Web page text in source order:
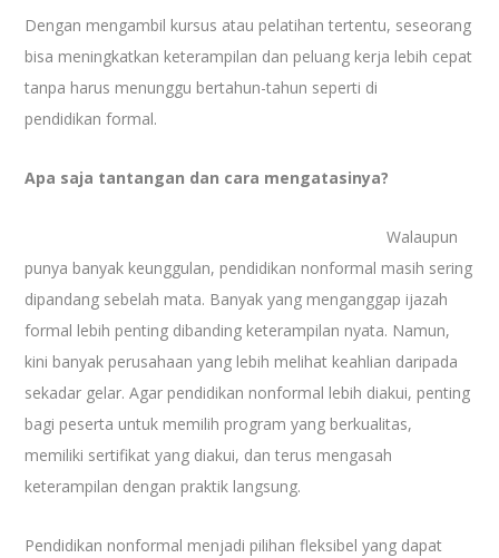
Dengan mengambil kursus atau pelatihan tertentu, seseorang
bisa meningkatkan keterampilan dan peluang kerja lebih cepat
tanpa harus menunggu bertahun-tahun seperti di
pendidikan formal.
Apa saja tantangan dan cara mengatasinya?
Walaupun
punya banyak keunggulan, pendidikan nonformal masih sering
dipandang sebelah mata. Banyak yang menganggap ijazah
formal lebih penting dibanding keterampilan nyata. Namun,
kini banyak perusahaan yang lebih melihat keahlian daripada
sekadar gelar. Agar pendidikan nonformal lebih diakui, penting
bagi peserta untuk memilih program yang berkualitas,
memiliki sertifikat yang diakui, dan terus mengasah
keterampilan dengan praktik langsung.
Pendidikan nonformal menjadi pilihan fleksibel yang dapat